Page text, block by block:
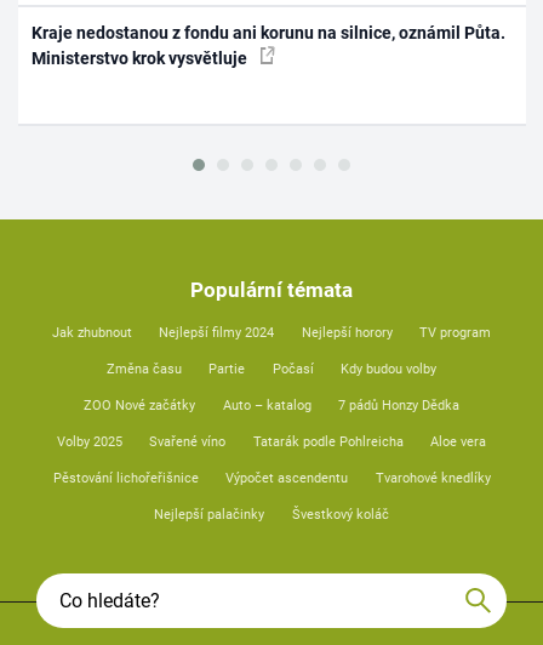
Kraje nedostanou z fondu ani korunu na silnice, oznámil Půta.
Ministerstvo krok vysvětluje
Populární témata
Jak zhubnout Nejlepší filmy 2024 Nejlepší horory TV program
Změna času Partie Počasí Kdy budou volby
ZOO Nové začátky Auto – katalog 7 pádů Honzy Dědka
Volby 2025 Svařené víno Tatarák podle Pohlreicha Aloe vera
Pěstování lichořeřišnice Výpočet ascendentu Tvarohové knedlíky
Nejlepší palačinky Švestkový koláč